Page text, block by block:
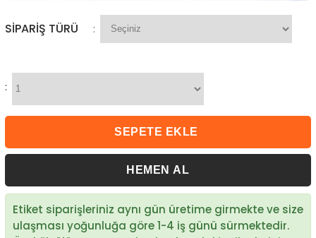
SIPARIŞ TÜRÜ :
:
Etiket siparişleriniz aynı gün üretime girmekte ve size
ulaşması yoğunluğa göre 1-4 iş günü sürmektedir.